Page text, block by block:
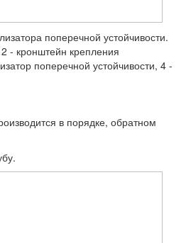
поперечной устойчивости.
- кронштейн крепления
поперечной устойчивости, 4 -
в порядке, обратном